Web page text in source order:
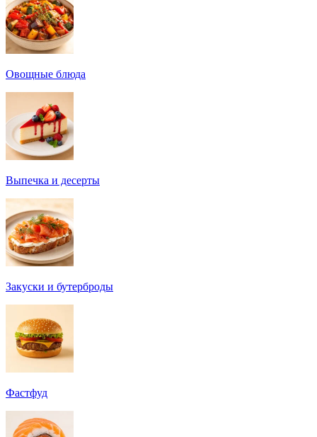
Овощные блюда
Выпечка и десерты
Закуски и бутерброды
Фастфуд